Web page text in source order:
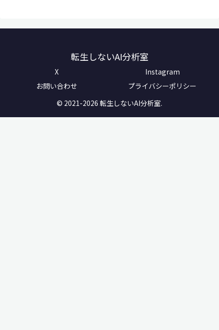
転生しないAI分析室
X
Instagram
お問い合わせ
プライバシーポリシー
© 2021-2026 転生しないAI分析室.